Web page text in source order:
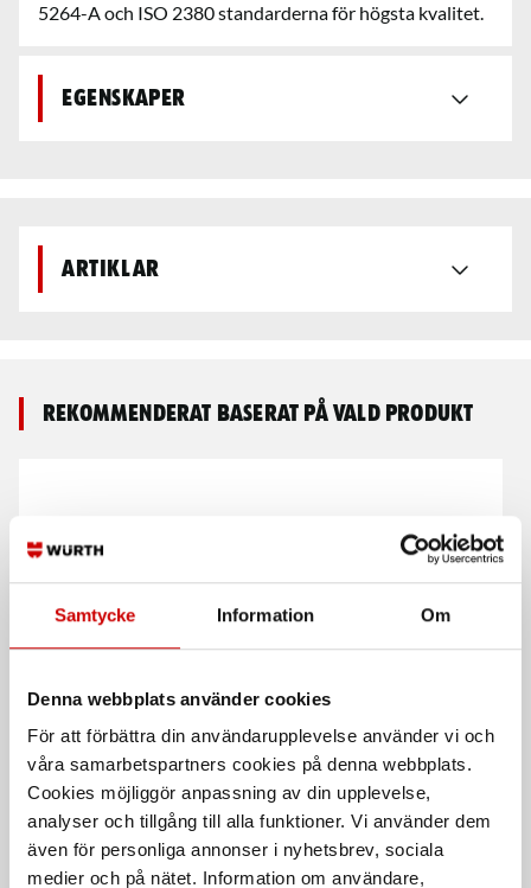
Samtycke Information Om
Denna webbplats använder cookies
För att förbättra din användarupplevelse använder vi och
våra samarbetspartners cookies på denna webbplats.
Cookies möjliggör anpassning av din upplevelse,
analyser och tillgång till alla funktioner. Vi använder dem
även för personliga annonser i nyhetsbrev, sociala
medier och på nätet. Information om användare,
5264-A och ISO 2380 standarderna för högsta kvalitet.
Egenskaper
Artiklar
Rekommenderat baserat på vald produkt
sexkantsklinga 3
Genomgående sexkantsklinga med
nyckelgrepp och seghärdad spets.
sexkantsklinga 2
Sexkantsklinga med 2-
komponentshandtag